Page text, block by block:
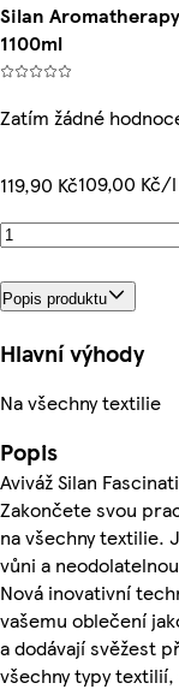
Silan
1100ml
Zatím žádné
119,90 Kč109,00 Kč/l
Popis produktu
Hlavní výhody
Na všechny textilie
Popis
Aviváž Silan
Zakončete svou
na všechny textilie.
vůni a
Nová inovativní
vašemu oblečení
a dodávají svěžest
všechny typy